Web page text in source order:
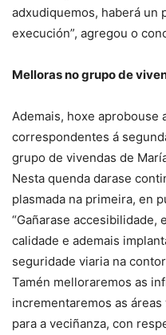
adxudiquemos, haberá un
execución”, agregou o
Melloras no grupo de
Ademais, hoxe aprobouse
correspondentes á
grupo de vivendas de
Nesta quenda darase
plasmada na primeira, en
“Gañarase accesibilidade,
calidade e ademais
seguridade viaria na
Tamén melloraremos as
incrementaremos as
para a veciñanza, con